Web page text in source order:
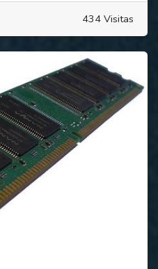
434 Visitas